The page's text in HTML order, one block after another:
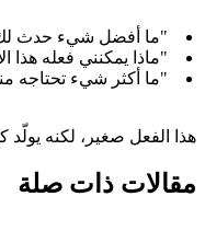
"ما أفضل شيء حدث لك
"ماذا يمكنني فعله هذا
"ما أكثر شيء تحتاجه
هذا الفعل صغير، لكنه يولّد
مقالات ذات صلة